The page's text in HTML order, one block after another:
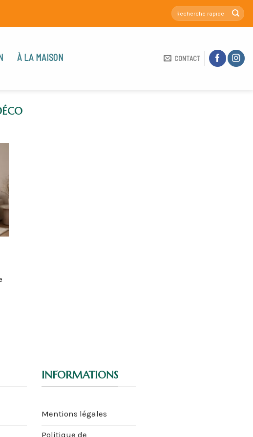
À LA MAISON CONTACT
INFORMATIONS
Mentions légales
Politique de